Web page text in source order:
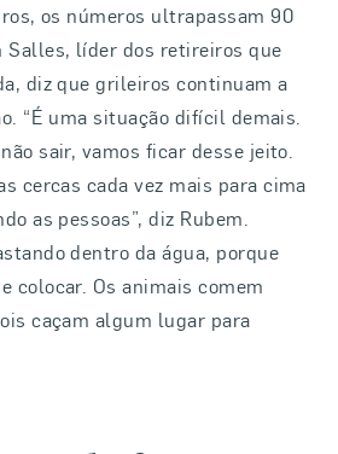
os números ultrapassam 90
Salles, líder dos retireiros que
diz que grileiros continuam a
“É uma situação difícil demais.
sair, vamos ficar desse jeito.
cercas cada vez mais para cima
as pessoas”, diz Rubem.
dentro da água, porque
colocar. Os animais comem
caçam algum lugar para